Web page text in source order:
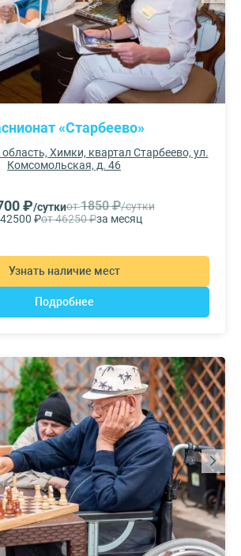
«Старбеево»
Химки, квартал Старбеево, ул.
Комсомольская, д. 46
₽/суткиот1850 ₽/сутки
₽от 46250 ₽за месяц
Узнать наличие мест
Подробнее